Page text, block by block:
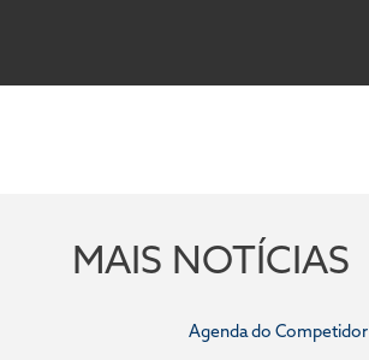
MAIS NOTÍCIAS
Agenda do Competidor